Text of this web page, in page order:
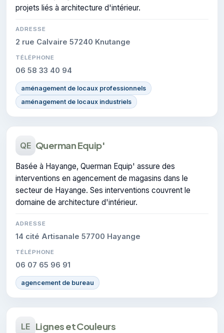
projets liés à architecture d'intérieur.
ADRESSE
2 rue Calvaire 57240 Knutange
TÉLÉPHONE
06 58 33 40 94
aménagement de locaux professionnels
aménagement de locaux industriels
QE Querman Equip'
Basée à Hayange, Querman Equip' assure des
interventions en agencement de magasins dans le
secteur de Hayange. Ses interventions couvrent le
domaine de architecture d'intérieur.
ADRESSE
14 cité Artisanale 57700 Hayange
TÉLÉPHONE
06 07 65 96 91
agencement de bureau
LE Lignes et Couleurs